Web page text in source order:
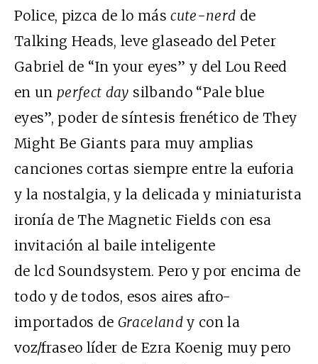
Police, pizca de lo máscute-nerd de
Talking Heads, leve glaseado del Peter
Gabriel de “In your eyes” y del Lou Reed
en un perfect day silbando “Pale blue
eyes”, poder de síntesis frenético de They
Might Be Giants para muy amplias
canciones cortas siempre entre la euforia
y la nostalgia, y la delicada y miniaturista
ironía de The Magnetic Fields con esa
invitación al baile inteligente
de lcd Soundsystem. Pero y por encima de
todo y de todos, esos aires afro-
importados de Gracelandy con la
voz/fraseo líder de Ezra Koenig muy pero